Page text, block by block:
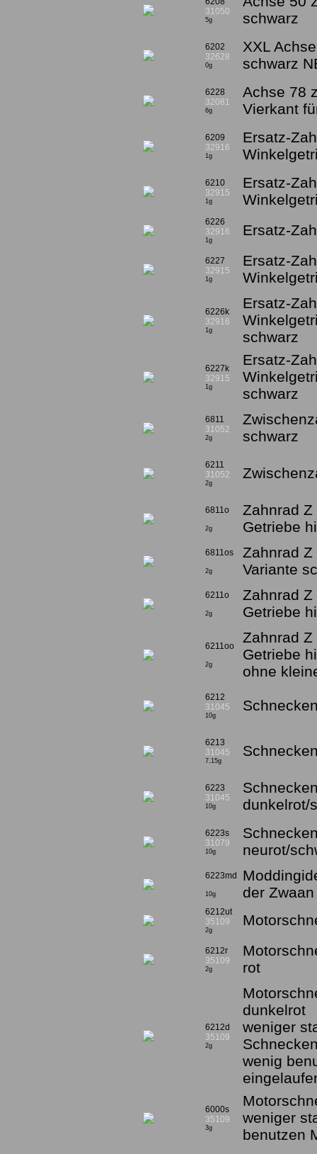
31050
5g
schwarz
6202
32628
0g
XXL
schwarz
6228
32081
6g
Achse 78
Vierkant
6209
32916
1g
Ersatz-
6210
32915
1g
Ersatz-
6226
32916
1g
Ersatz-
6227
32915
1g
Ersatz-
6226k
32916
1g
Ersatz-
schwarz
6227k
32915
1g
Ersatz-
schwarz
6811
31052
2g
schwarz
6211
31052
2g
6811o
2g
Zahnrad
Getriebe
6811os
2g
Zahnrad
Variante
6211o
2g
Zahnrad
Getriebe
6211oo
2g
Zahnrad
Getriebe
ohne
6212
31045
10g
6213
31045
7,15g
6223
31045
10g
dunkelrot/
6223s
31079
10g
neurot/
6223md
10g
der Zwaan
6212ut
35109
2g
6212r
35109
2g
rot
6212d
35109
2g
dunkelrot
weniger
wenig
6000s
35109
3g
weniger
benutzen